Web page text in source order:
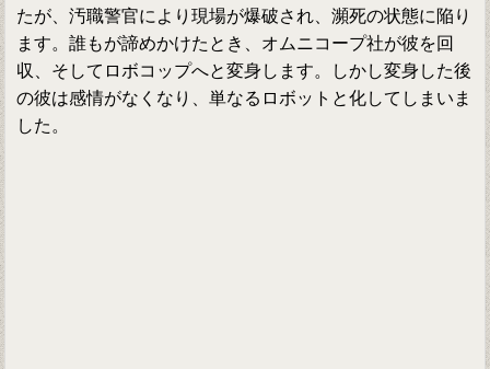
たが、汚職警官により現場が爆破され、瀕死の状態に陥り
ます。誰もが諦めかけたとき、オムニコープ社が彼を回
収、そしてロボコップへと変身します。しかし変身した後
の彼は感情がなくなり、単なるロボットと化してしまいま
した。